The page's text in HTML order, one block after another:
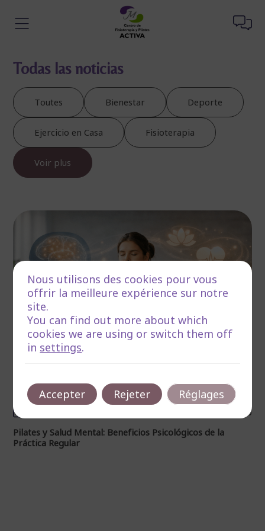
Todas las noticias
Toutes Bienestar Deporte
Ejercicio en Casa Fisioterapia
Voir plus
Temps de lecture :menos de 1 minuto
Pilates y Salud Mental: Beneficios Psicológicos de la
Práctica Regular
Nous utilisons des cookies pour vous
offrir la meilleure expérience sur notre
site.
You can find out more about which
cookies we are using or switch them off
in settings.
Accepter Rejeter Réglages